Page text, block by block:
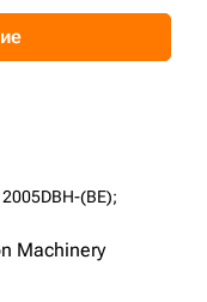
(BE);
Machinery